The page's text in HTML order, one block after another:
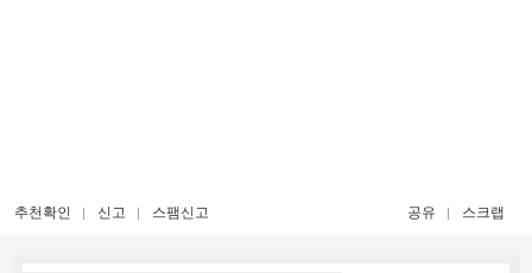
추천확인 신고 스팸신고 공유 스크랩